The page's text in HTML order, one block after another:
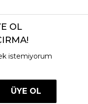
OL
istemiyorum
ÜYE OL